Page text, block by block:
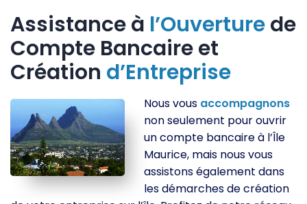
Assistance à l’Ouverturede
Compte Bancaire et
Création d’Entreprise
Nous vous accompagnons
non seulement pour ouvrir
un compte bancaire à l’Île
Maurice, mais nous vous
assistons également dans
les démarches de création